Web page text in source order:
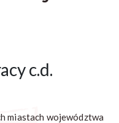
c.d.
miastach województwa